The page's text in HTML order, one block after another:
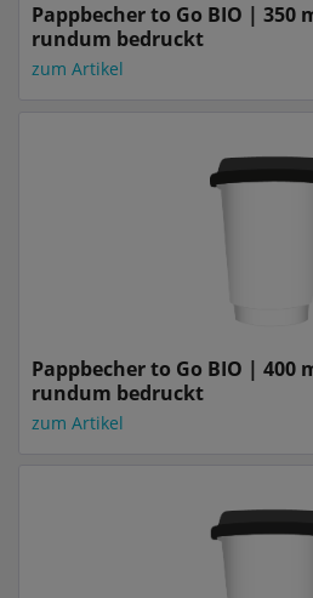
Pappbecher to Go BIO | 350
rundum bedruckt
zum Artikel
Pappbecher to Go BIO | 400
rundum bedruckt
zum Artikel